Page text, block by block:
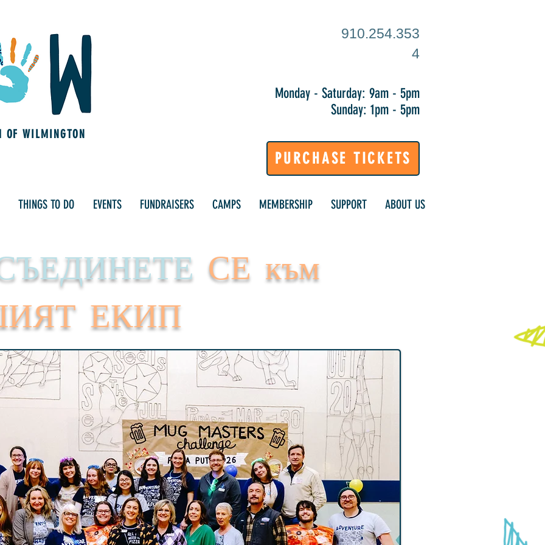
OF WILMINGTON
910.254.353
4
Monday - Saturday: 9am - 5pm
Sunday: 1pm - 5pm
PURCHASE TICKETS
THINGS TO DO EVENTS FUNDRAISERS CAMPS MEMBERSHIP SUPPORT ABOUT US
СЕ към
ЕКИП